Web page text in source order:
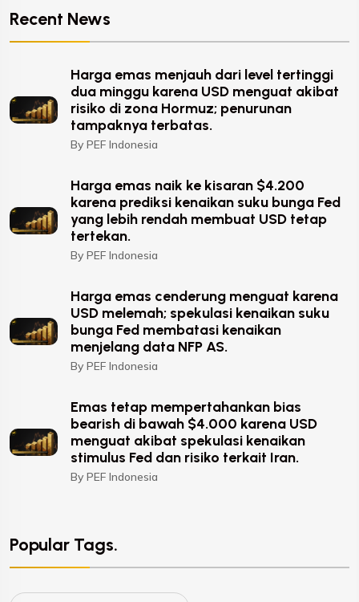
Recent News
Harga emas menjauh dari level tertinggi
dua minggu karena USD menguat akibat
risiko di zona Hormuz; penurunan
tampaknya terbatas.
By PEF Indonesia
Harga emas naik ke kisaran $4.200
karena prediksi kenaikan suku bunga Fed
yang lebih rendah membuat USD tetap
tertekan.
By PEF Indonesia
Harga emas cenderung menguat karena
USD melemah; spekulasi kenaikan suku
bunga Fed membatasi kenaikan
menjelang data NFP AS.
By PEF Indonesia
Emas tetap mempertahankan bias
bearish di bawah $4.000 karena USD
menguat akibat spekulasi kenaikan
stimulus Fed dan risiko terkait Iran.
By PEF Indonesia
Popular Tags.